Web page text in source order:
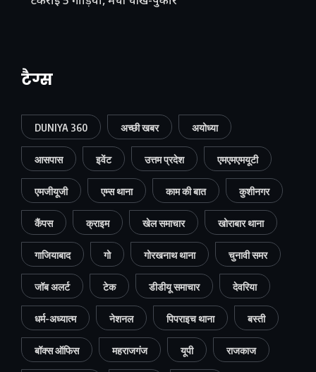
टैग्स
DUNIYA 360 अच्छी खबर अयोध्या
आसपास इवेंट उत्तम प्रदेश एमएमएमयूटी
एमजीयूजी एम्स थाना काम की बात कुशीनगर
कैंपस क्राइम खेल समाचार खोराबार थाना
गाजियाबाद गो गोरखनाथ थाना चुनावी समर
जॉब अलर्ट टेक डीडीयू समाचार देवरिया
धर्म-अध्यात्म नेशनल पिपराइच थाना बस्ती
बॉक्स ऑफिस महराजगंज यूपी राजकाज